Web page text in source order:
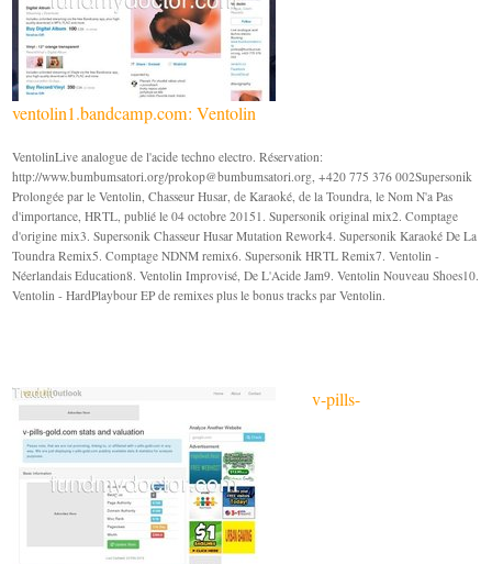
ventolin1.bandcamp.com: Ventolin
VentolinLive analogue de l'acide techno electro. Réservation:
http://www.bumbumsatori.org/prokop@bumbumsatori.org , +420 775 376 002Supersonik
Prolongée par le Ventolin, Chasseur Husar, de Karaoké, de la Toundra, le Nom N'a Pas
d'importance, HRTL, publié le 04 octobre 20151. Supersonik original mix2. Comptage
d'origine mix3. Supersonik Chasseur Husar Mutation Rework4. Supersonik Karaoké De La
Toundra Remix5. Comptage NDNM remix6. Supersonik HRTL Remix7. Ventolin -
Néerlandais Education8. Ventolin Improvisé, De L'Acide Jam9. Ventolin Nouveau Shoes10.
Ventolin - HardPlaybour EP de remixes plus le bonus tracks par Ventolin.
v-pills-